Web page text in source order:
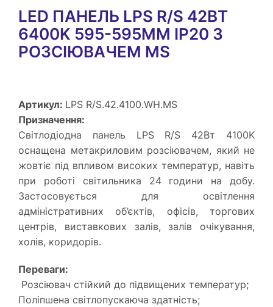
LED ПАНЕЛЬ LPS R/S 42ВТ
6400K 595-595MM IP20 З
РОЗСІЮВАЧЕМ MS
Артикул: LPS R/S.42.4100.WH.MS
Призначення:
Світлодіодна панель LPS R/S 42Вт 4100K
оснащена метакриловим розсіювачем, який не
жовтіє під впливом високих температур, навіть
при роботі світильника 24 години на добу.
Застосовується для освітлення
адміністративних об’єктів, офісів, торгових
центрів, виставкових залів, залів очікування,
холів, коридорів.
Переваги:
Розсіювач стійкий до підвищених температур;
Поліпшена світлопускаюча здатність;